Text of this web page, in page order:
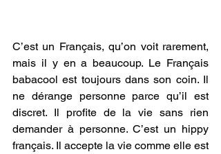
C’est un Français, qu’on voit rarement,
mais il y en a beaucoup. Le Français
babacool est toujours dans son coin. Il
ne dérange personne parce qu’il est
discret. Il profite de la vie sans rien
demander à personne. C’est un hippy
français. Il accepte la vie comme elle est